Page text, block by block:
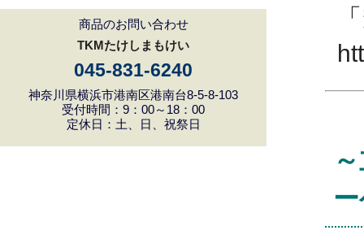
商品のお問い合わせ
TKMたけしまもけい
045-831-6240
神奈川県横浜市港南区港南台8-5-8-103
受付時間：9：00～18：00
定休日：土、日、祝祭日